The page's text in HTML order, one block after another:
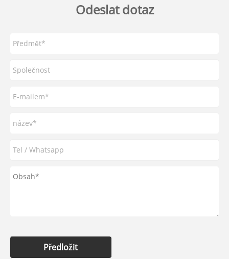
Odeslat dotaz
Předložit